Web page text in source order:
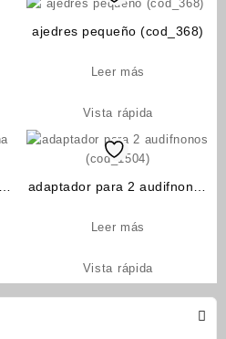
ajedres pequeño (cod_368)
Leer más
Vista rápida
adaptador para 2 audifnonos
Leer más
Vista rápida